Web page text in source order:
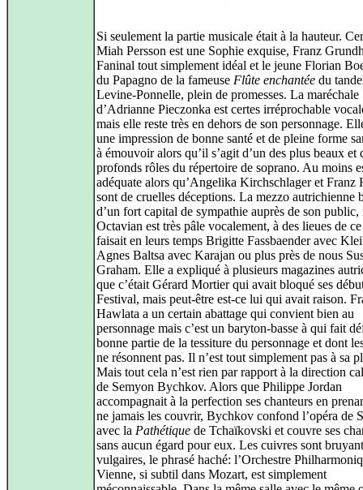
Si seulement la partie musicale était à la hauteur.
Miah Persson est une Sophie exquise, Franz
Faninal tout simplement idéal et le jeune Florian
du Papagno de la fameuse Flûte enchantée du
Levine-Ponnelle, plein de promesses. La maréchale
d’Adrianne Pieczonka est certes irréprochable
mais elle reste très en dehors de son personnage.
une impression de bonne santé et de pleine forme
à émouvoir alors qu’il s’agit d’un des plus beaux et
profonds rôles du répertoire de soprano. Au moins
adéquate alors qu’Angelika Kirchschlager et Franz
sont de cruelles déceptions. La mezzo autrichienne
d’un fort capital de sympathie auprès de son public,
Octavian est très pâle vocalement, à des lieues de ce
faisait en leurs temps Brigitte Fassbaender avec
Agnes Baltsa avec Karajan ou plus près de nous
Graham. Elle a expliqué à plusieurs magazines
que c’était Gérard Mortier qui avait bloqué ses
Festival, mais peut-être est-ce lui qui avait raison.
Hawlata a un certain abattage qui convient bien au
personnage mais c’est un baryton-basse à qui fait
bonne partie de la tessiture du personnage et dont
ne résonnent pas. Il n’est tout simplement pas à sa
Mais tout cela n’est rien par rapport à la direction
de Semyon Bychkov. Alors que Philippe Jordan
accompagnait à la perfection ses chanteurs en
ne jamais les couvrir, Bychkov confond l’opéra de
avec la Pathétique de Tchaïkovski et couvre ses
sans aucun égard pour eux. Les cuivres sont
vulgaires, le phrasé haché: l’Orchestre
Vienne, si subtil dans Mozart, est simplement